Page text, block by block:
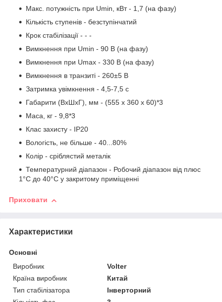
Макс. потужність при Umin, кВт - 1,7 (на фазу)
Кількість ступенів - безступінчатий
Крок стабілізації - - -
Вимкнення при Umin - 90 В (на фазу)
Вимкнення при Umax - 330 В (на фазу)
Вимкнення в транзиті - 260±5 В
Затримка увімкнення - 4,5-7,5 с
Габарити (ВхШхГ), мм - (555 х 360 х 60)*3
Маса, кг - 9,8*3
Клас захисту - IP20
Вологість, не більше - 40...80%
Колір - сріблястий металік
Температурний діапазон - Робочий діапазон від плюс
1°С до 40°С у закритому приміщенні
Приховати
Характеристики
Основні
Виробник
Volter
Країна виробник
Китай
Тип стабілізатора
Інверторний